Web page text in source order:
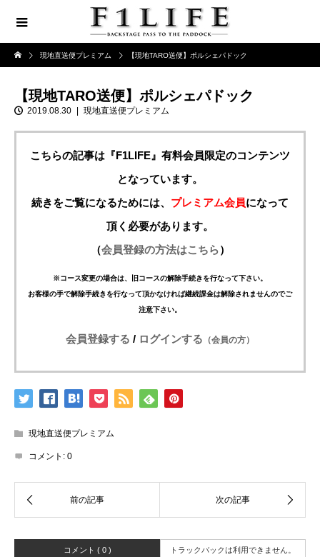
現地直送便プレミアム 【現地TARO送便】ポルシェパドック
【現地TARO送便】ポルシェパドック
2019.08.30 現地直送便プレミアム
こちらの記事は『F1LIFE』有料会員限定のコンテンツ
となっています。
続きをご覧になるためには、 プレミアム会員になって
頂く必要があります。
（会員登録の方法はこちら）
※コース変更の場合は、旧コースの解除手続きを行なって下さい。
お客様の手で解除手続きを行なって頂かなければ継続課金は解除されませんのでご
注意下さい。
会員登録する / ログインする （会員の方）
現地直送便プレミアム
コメント: 0
コメント ( 0 ) トラックバックは利用できません。